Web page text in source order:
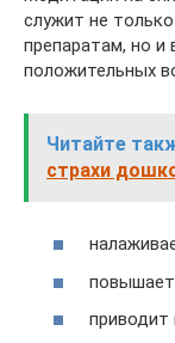
служит не
препаратам, но и
положительных
Читайте
страхи
повышает
приводит